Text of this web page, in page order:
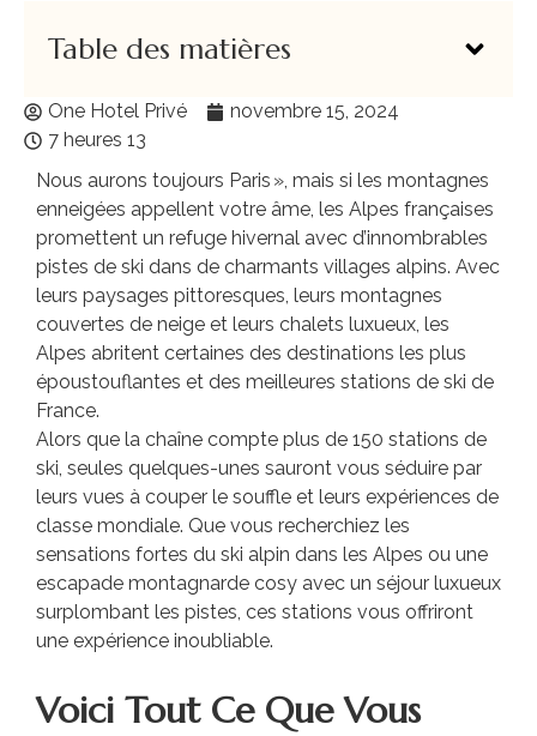
Table des matières
One Hotel Privé
novembre 15, 2024
7 heures 13
Nous aurons toujours Paris », mais si les montagnes
enneigées appellent votre âme, les Alpes françaises
promettent un refuge hivernal avec d’innombrables
pistes de ski dans de charmants villages alpins. Avec
leurs paysages pittoresques, leurs montagnes
couvertes de neige et leurs chalets luxueux, les
Alpes abritent certaines des destinations les plus
époustouflantes et des meilleures stations de ski de
France.
Alors que la chaîne compte plus de 150 stations de
ski, seules quelques-unes sauront vous séduire par
leurs vues à couper le souffle et leurs expériences de
classe mondiale. Que vous recherchiez les
sensations fortes du ski alpin dans les Alpes ou une
escapade montagnarde cosy avec un séjour luxueux
surplombant les pistes, ces stations vous offriront
une expérience inoubliable.
Voici Tout Ce Que Vous